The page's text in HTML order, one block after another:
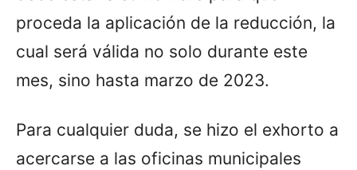
proceda la aplicación de la reducción, la
cual será válida no solo durante este
mes, sino hasta marzo de 2023.
Para cualquier duda, se hizo el exhorto a
acercarse a las oficinas municipales